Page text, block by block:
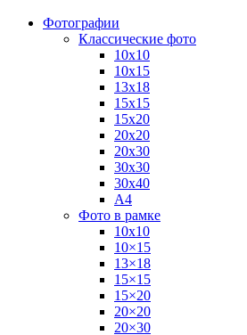
Фотографии
Классические фото
10х10
10х15
13х18
15х15
15х20
20х20
20х30
30х30
30х40
А4
Фото в рамке
10х10
10×15
13×18
15×15
15×20
20×20
20×30